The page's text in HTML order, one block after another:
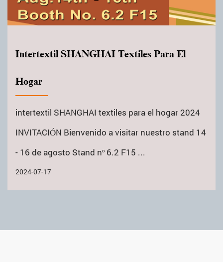
Intertextil SHANGHAI Textiles Para El
Hogar
intertextil SHANGHAI textiles para el hogar 2024
INVITACIÓN Bienvenido a visitar nuestro stand 14
- 16 de agosto Stand nº 6.2 F15 ...
2024-07-17